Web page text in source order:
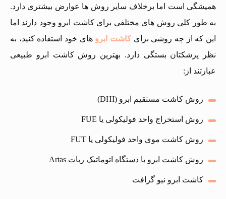
همیشگی است اما برخلاف سایر روش ها عوارض بیشتری دارد.
به طور کلی روش های مختلفی برای کاشت ابرو وجود دارند اما
این که از چه روشی برای کاشت ابرو های خود استفاده کنید، به
نظر پزشکتان بستگی دارد. بهترین روش کاشت ابرو طبیعی
عبارتند از:
روش کاشت مستقیم ابرو (DHI)
روش استخراج واحد فولیکولی یا FUE
روش کاشت موی واحد فولیکولی یا FUT
روش کاشت ابرو با دستگاه اتوماتیک ربات Artas
کاشت ابرو نیو گرافت